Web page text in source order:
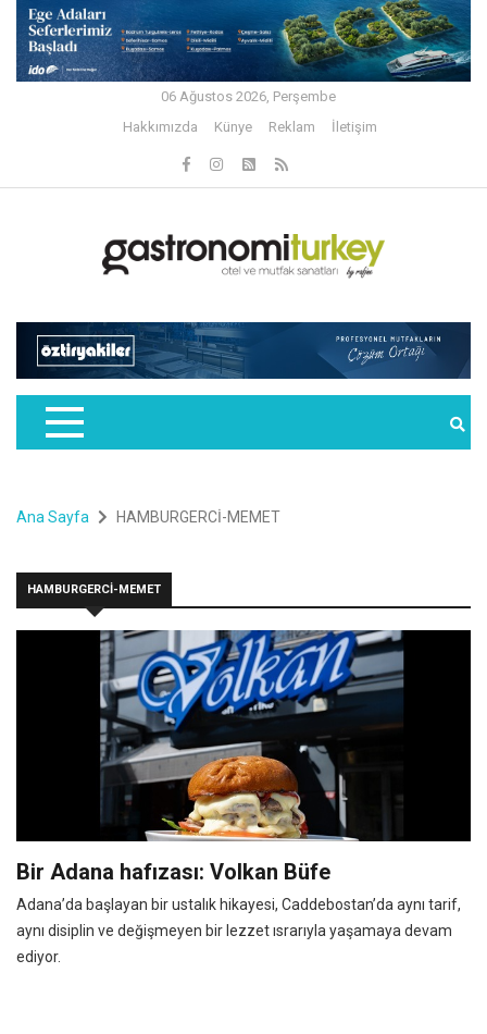
06 Ağustos 2026, Perşembe
Hakkımızda
Künye Reklam İletişim
Ana Sayfa HAMBURGERCİ-MEMET
HAMBURGERCİ-MEMET
Bir Adana hafızası: Volkan Büfe
Adana’da başlayan bir ustalık hikayesi, Caddebostan’da aynı tarif,
aynı disiplin ve değişmeyen bir lezzet ısrarıyla yaşamaya devam
ediyor.